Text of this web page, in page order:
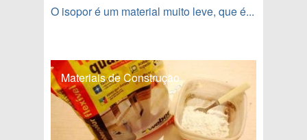
O isopor é um material muito leve, que é...
Materiais de Construção